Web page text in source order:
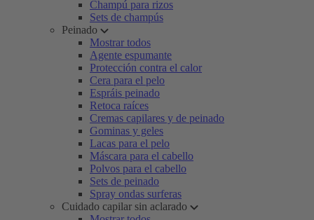
Champú para rizos
Sets de champús
Peinado
Mostrar todos
Agente espumante
Protección contra el calor
Cera para el pelo
Espráis peinado
Retoca raíces
Cremas capilares y de peinado
Gominas y geles
Lacas para el pelo
Máscara para el cabello
Polvos para el cabello
Sets de peinado
Spray ondas surferas
Cuidado capilar sin aclarado